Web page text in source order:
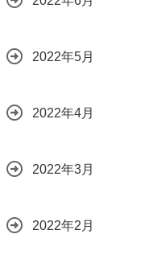
2022年5月
2022年4月
2022年3月
2022年2月